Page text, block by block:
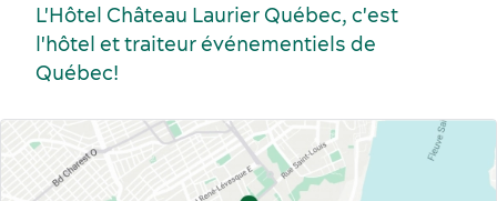
Gastronomie et services alimentaires
Événements sportifs
L'Hôtel Château Laurier Québec, c'est
l'hôtel et traiteur événementiels de
Québec!